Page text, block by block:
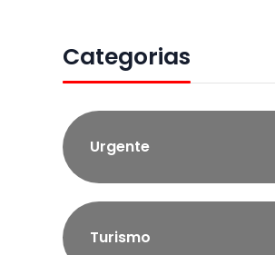
Categorias
Urgente
Turismo